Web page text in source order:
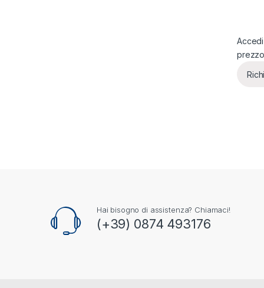
prezzo
Hai bisogno di assistenza? Chiamaci!
(+39) 0874 493176